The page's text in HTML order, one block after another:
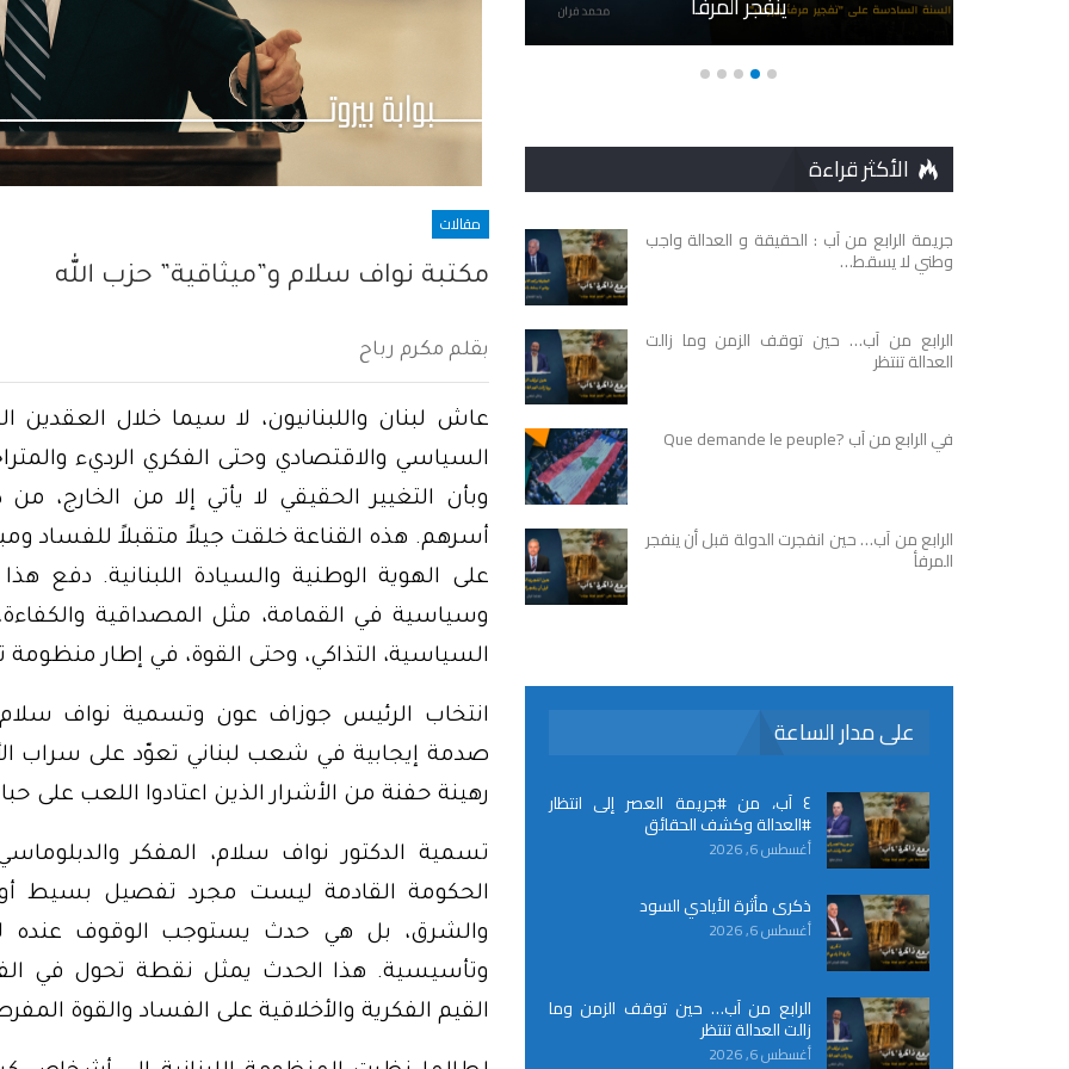
مقالات
مكتبة نواف سلام و”ميثاقية” حزب الله
بقلم مكرم رباح
عاش لبنان واللبنانيون، لا سيما خلال
السياسي والاقتصادي وحتى الفكري الرديء
وبأن التغيير الحقيقي لا يأتي إلا من الخارج،
أسرهم. هذه القناعة خلقت جيلاً متقبلاً للفساد
على الهوية الوطنية والسيادة اللبنانية. دفع
وسياسية في القمامة، مثل المصداقية
السياسية، التذاكي، وحتى القوة، في إطار
انتخاب الرئيس جوزاف عون وتسمية نواف سلام،
صدمة إيجابية في شعب لبناني تعوّد على سراب
رهينة حفنة من الأشرار الذين اعتادوا اللعب على
تسمية الدكتور نواف سلام، المفكر
الحكومة القادمة ليست مجرد تفصيل بسيط أو
والشرق، بل هي حدث يستوجب الوقوف عنده
وتأسيسية. هذا الحدث يمثل نقطة تحول في
القيم الفكرية والأخلاقية على الفساد والقوة
الأكثر قراءة
جريمة الرابع من آب : الحقيقة و العدالة واجب
وطني لا يسقط…
الرابع من آب… حين توقف الزمن وما زالت
العدالة تنتظر
في الرابع من آب ?Que demande le peuple
الرابع من آب… حين انفجرت الدولة قبل أن ينفجر
المرفأ
على مدار الساعة
٤ آب، من #جريمة العصر إلى انتظار
#العدالة وكشف الحقائق
أغسطس 6, 2026
ذكرى مأثرة الأيادي السود
أغسطس 6, 2026
الرابع من آب… حين توقف الزمن وما
زالت العدالة تنتظر
أغسطس 6, 2026